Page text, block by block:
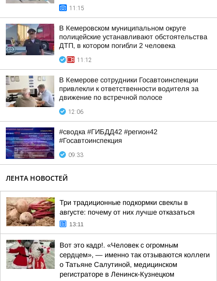
11:15
В Кемеровском муниципальном округе
полицейские устанавливают обстоятельства
ДТП, в котором погибли 2 человека
11:12
В Кемерове сотрудники Госавтоинспекции
привлекли к ответственности водителя за
движение по встречной полосе
12:06
#сводка #ГИБДД42 #регион42
#Госавтоинспекция
09:33
ЛЕНТА НОВОСТЕЙ
Три традиционные подкормки свеклы в
августе: почему от них лучше отказаться
13:11
Вот это кадр!. «Человек с огромным
сердцем», — именно так отзываются коллеги
о Татьяне Салутиной, медицинском
регистраторе в Ленинск-Кузнецком